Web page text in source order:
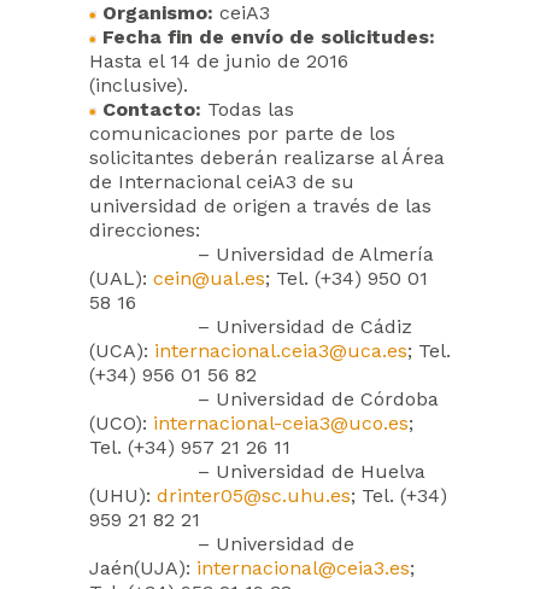
Organismo: ceiA3
Fecha fin de envío de solicitudes:
Hasta el 14 de junio de 2016
(inclusive).
Contacto: Todas las
comunicaciones por parte de los
solicitantes deberán realizarse al Área
de Internacional ceiA3 de su
universidad de origen a través de las
direcciones:
– Universidad de Almería
(UAL): cein@ual.es; Tel. (+34) 950 01
58 16
– Universidad de Cádiz
(UCA): internacional.ceia3@uca.es; Tel.
(+34) 956 01 56 82
– Universidad de Córdoba
(UCO): internacional-ceia3@uco.es;
Tel. (+34) 957 21 26 11
– Universidad de Huelva
(UHU): drinter05@sc.uhu.es; Tel. (+34)
959 21 82 21
– Universidad de
Jaén(UJA): internacional@ceia3.es;